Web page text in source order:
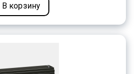
В корзину